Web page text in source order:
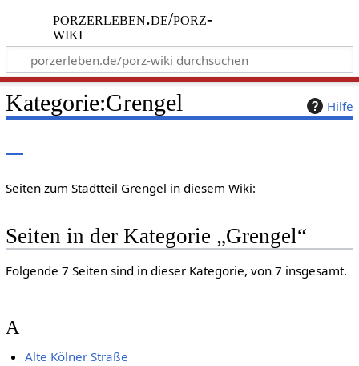
porzerleben.de/porz-
wiki
Hilfe
Kategorie:Grengel
Seiten zum Stadtteil Grengel in diesem Wiki:
Seiten in der Kategorie „Grengel“
Folgende 7 Seiten sind in dieser Kategorie, von 7 insgesamt.
A
Alte Kölner Straße